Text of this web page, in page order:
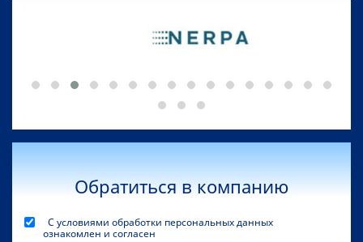
Обратиться в компанию
С условиями обработки персональных данных
ознакомлен и согласен